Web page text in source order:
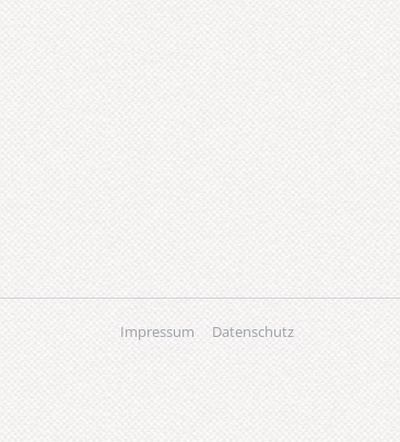
Impressum Datenschutz